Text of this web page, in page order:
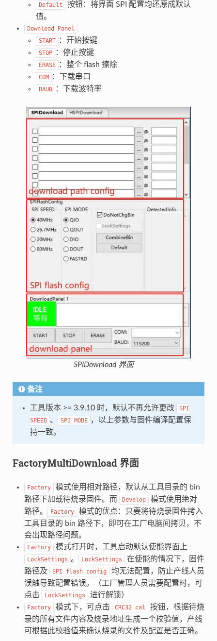
Default
按钮：将界面 SPI 配置均还原成默认
值。
Download
Panel
START
：开始按键
STOP ：停止按键
ERASE ：整个 flash 擦除
COM ：下载串口
BAUD ：下载波特率
SPIDownload 界面
备注
工具版本 >= 3.9.10 时，默认不再允许更改
SPI
SPEED 、 SPI MODE ，以上参数与固件编译配置保
持一致。
FactoryMultiDownload 界面
Factory
模式使用相对路径，默认从工具目录的 bin
路径下加载待烧录固件。而
Develop
模式使用绝对
路径。
Factory
模式的优点：只要将待烧录固件拷入
工具目录的 bin 路径下，即可在工厂电脑间拷贝，不
会出现路径问题。
Factory 模式打开时，工具启动默认使能界面上
LockSettings 。 LockSettings
在使能的情况下，固件
路径及
SPI flash config
均无法配置，防止产线人员
误触导致配置错误。（工厂管理人员需要配置时，可
点击
LockSettings 进行解锁）
Factory 模式下，可点击 CRC32 cal
按钮，根据待烧
录的所有文件内容及烧录地址生成一个校验值，产线
可根据此校验值来确认烧录的文件及配置是否正确。